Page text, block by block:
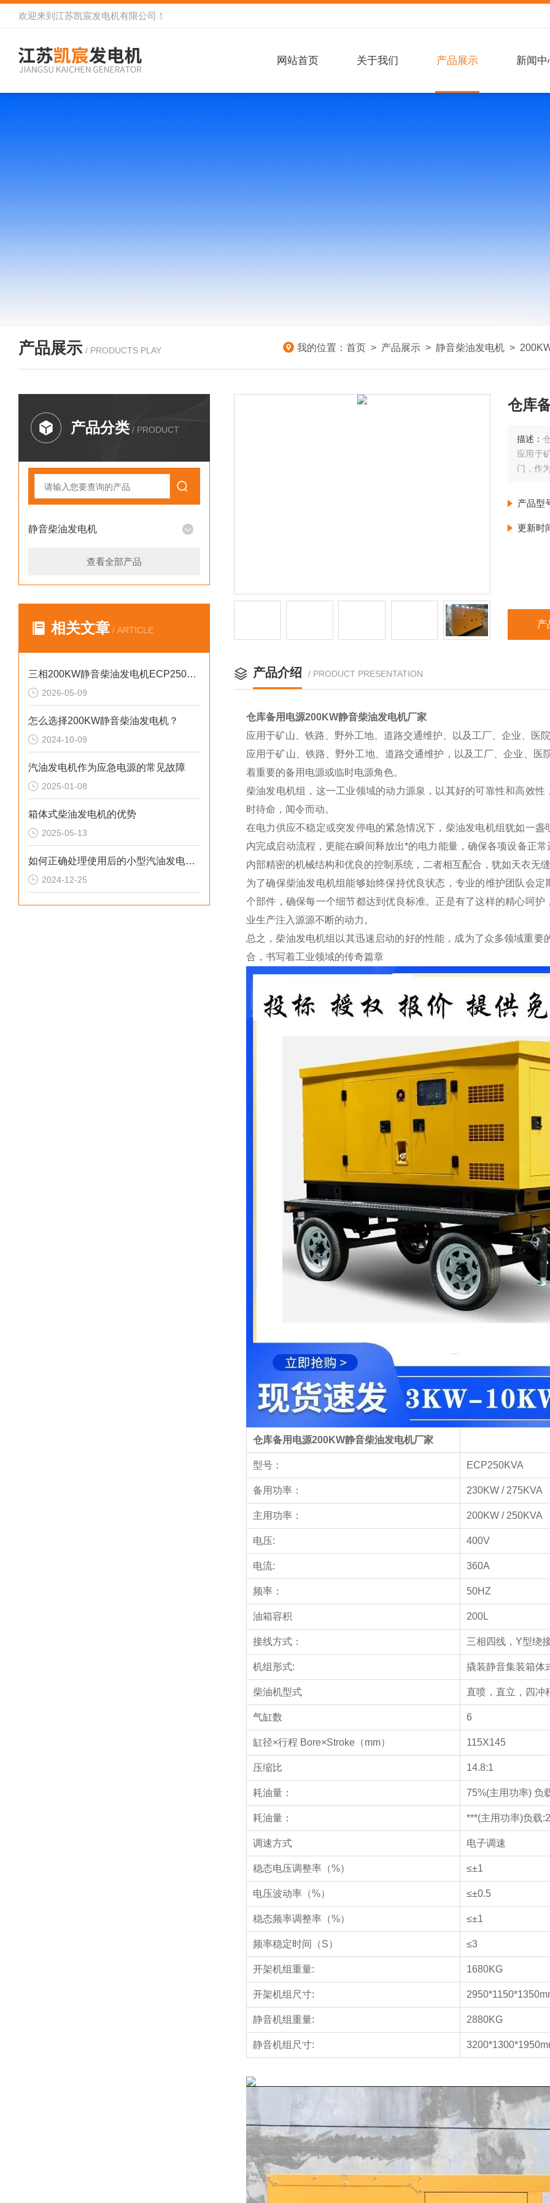
欢迎来到 江苏凯宸发电机有限公司 ！
网站首页 关于我们 产品展示 新闻中
产品展示 / PRODUCTS PLAY 我的位置： 首页 > 产品展示 > 静音柴油发电机 >
产品分类 / PRODUCT
静音柴油发电机
查看全部产品
相关文章 / ARTICLE
三相200KW静音柴油发电机ECP2500KVA参数介绍
2026-05-09
怎么选择200KW静音柴油发电机？
2024-10-09
汽油发电机作为应急电源的常见故障
2025-01-08
箱体式柴油发电机的优势
2025-05-13
如何正确处理使用后的小型汽油发电机？
2024-12-25
仓库
描述：
应用于
门，作
产品型
更新时
产
产品介绍 / PRODUCT PRESENTATION
仓库备用电源200KW静音柴油发电机厂家
应用于矿山、铁路、野外工地、道路交通维护、以及工厂、企业、医
应用于矿山、铁路、野外工地、道路交通维护，以及工厂、企业、
着重要的备用电源或临时电源角色。
柴油发电机组，这一工业领域的动力源泉，以其好的可靠性和高效
时待命，闻令而动。
在电力供应不稳定或突发停电的紧急情况下，柴油发电机组犹如一
内完成启动流程，更能在瞬间释放出*的电力能量，确保各项设备正
内部精密的机械结构和优良的控制系统，二者相互配合，犹如天衣无
为了确保柴油发电机组能够始终保持优良状态，专业的维护团队会
个部件，确保每一个细节都达到优良标准。正是有了这样的精心呵
业生产注入源源不断的动力。
总之，柴油发电机组以其迅速启动的好的性能，成为了众多领域重
合，书写着工业领域的传奇篇章
仓库备用电源200KW静音柴油发电机厂家
型号： ECP250KVA
备用功率： 230KW / 275KVA
主用功率： 200KW / 250KVA
电压: 400V
电流: 360A
频率： 50HZ
油箱容积 200L
接线方式： 三相四线，Y型绕
机组形式: 撬装静音集装箱体
柴油机型式 直喷，直立，四冲
气缸数 6
缸径×行程 Bore×Stroke（mm） 115X145
压缩比 14.8:1
耗油量： 75%(主用功率) 负
耗油量： ***(主用功率)负载
调速方式 电子调速
稳态电压调整率（%） ≤±1
电压波动率（%） ≤±0.5
稳态频率调整率（%） ≤±1
频率稳定时间（S） ≤3
开架机组重量: 1680KG
开架机组尺寸:
静音机组重量: 2880KG
静音机组尺寸: